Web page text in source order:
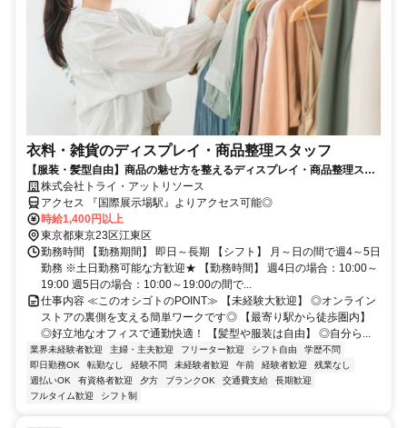
衣料・雑貨のディスプレイ・商品整理スタッフ
【服装・髪型自由】商品の魅せ方を整えるディスプレイ・商品整理スタ
ッフ募集！時給1,400円＋交通費支給
株式会社トライ・アットリソース
アクセス 『国際展示場駅』よりアクセス可能◎
時給1,400円以上
東京都東京23区江東区
勤務時間 【勤務期間】 即日～長期 【シフト】 月～日の間で週4～5日
勤務 ※土日勤務可能な方歓迎★ 【勤務時間】 週4日の場合：10:00～
19:00 週5日の場合：10:00～19:00の間で...
仕事内容 ≪このオシゴトのPOINT≫ 【未経験大歓迎】 ◎オンライン
ストアの裏側を支える簡単ワークです◎ 【最寄り駅から徒歩圏内】
◎好立地なオフィスで通勤快適！ 【髪型や服装は自由】 ◎自分ら...
業界未経験者歓迎 主婦・主夫歓迎 フリーター歓迎 シフト自由
学歴不問
即日勤務OK
転勤なし 経験不問 未経験者歓迎 午前 経験者歓迎
残業なし
週払いOK
有資格者歓迎 夕方 ブランクOK 交通費支給
長期歓迎
フルタイム歓迎
シフト制